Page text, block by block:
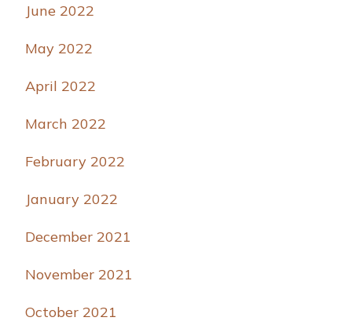
June 2022
May 2022
April 2022
March 2022
February 2022
January 2022
December 2021
November 2021
October 2021